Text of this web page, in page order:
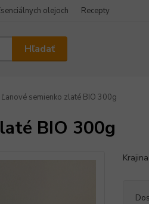
olejoch Recepty
Hľadať
Ľanové semienko zlaté BIO 300g
BIO 300g